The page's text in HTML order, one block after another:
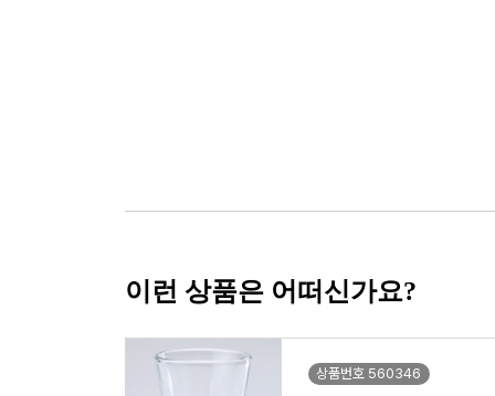
이런 상품은 어떠신가요?
상품번호 560346